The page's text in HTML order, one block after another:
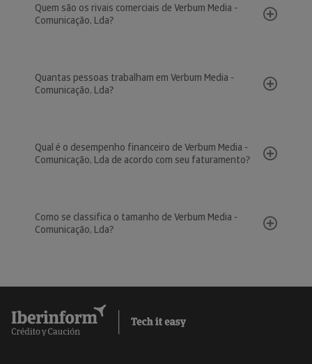
Quem são os rivais comerciais de Verbum Media -
Comunicação, Lda?
Quantas pessoas trabalham em Verbum Media -
Comunicação, Lda?
Qual é o desempenho financeiro de Verbum Media -
Comunicação, Lda de acordo com seu faturamento?
Como se classifica o tamanho de Verbum Media -
Comunicação, Lda?